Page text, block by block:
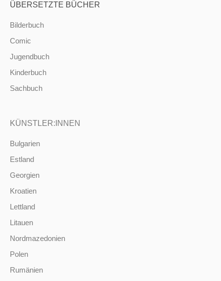
ÜBERSETZTE BÜCHER
Bilderbuch
Comic
Jugendbuch
Kinderbuch
Sachbuch
KÜNSTLER:INNEN
Bulgarien
Estland
Georgien
Kroatien
Lettland
Litauen
Nordmazedonien
Polen
Rumänien